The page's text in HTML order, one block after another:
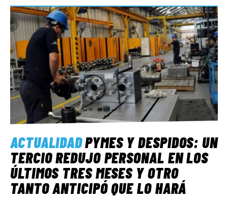
ACTUALIDADPYMES Y DESPIDOS: UN
TERCIO REDUJO PERSONAL EN LOS
ÚLTIMOS TRES MESES Y OTRO
TANTO ANTICIPÓ QUE LO HARÁ